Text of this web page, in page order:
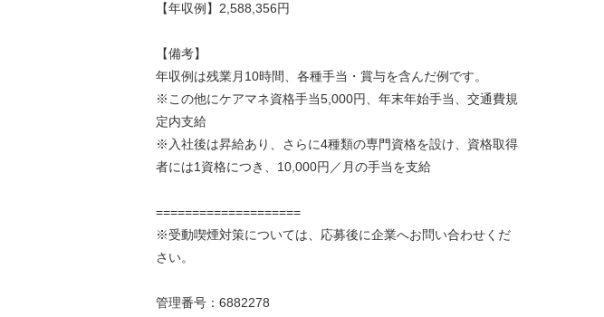
【年収例】2,588,356円
【備考】
年収例は残業月10時間、各種手当・賞与を含んだ例です。
※この他にケアマネ資格手当5,000円、年末年始手当、交通費規
定内支給
※入社後は昇給あり、さらに4種類の専門資格を設け、資格取得
者には1資格につき、10,000円／月の手当を支給
====================
※受動喫煙対策については、応募後に企業へお問い合わせくだ
さい。
管理番号：6882278